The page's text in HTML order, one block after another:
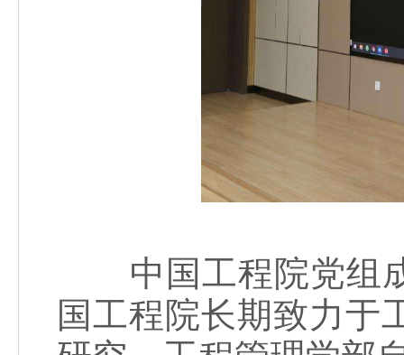
中国工程院党组成
国工程院长期致力于